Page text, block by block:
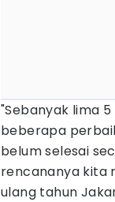
"Sebanyak lima
beberapa
belum selesai
rencananya kita
ulang tahun